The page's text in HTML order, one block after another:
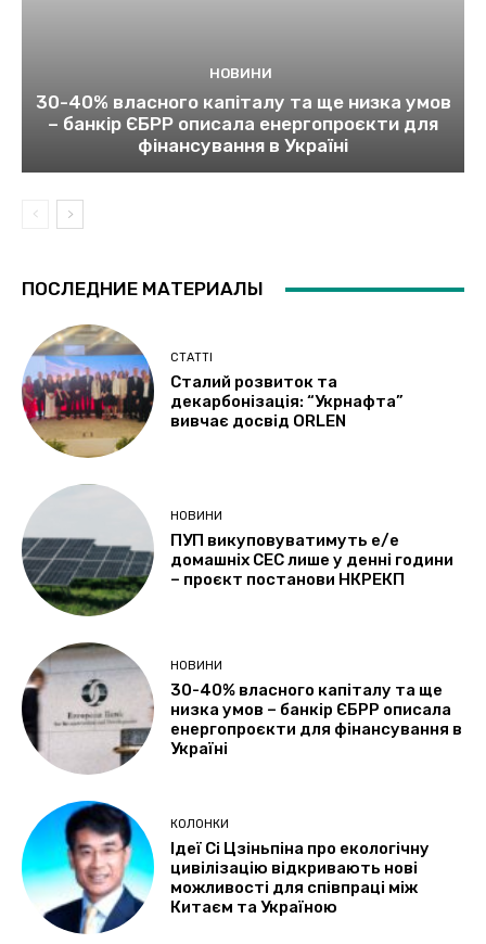
НОВИНИ
30-40% власного капіталу та ще низка умов
– банкір ЄБРР описала енергопроєкти для
фінансування в Україні
ПОСЛЕДНИЕ МАТЕРИАЛЫ
СТАТТІ
Сталий розвиток та
декарбонізація: “Укрнафта”
вивчає досвід ORLEN
НОВИНИ
ПУП викуповуватимуть е/е
домашніх СЕС лише у денні години
– проєкт постанови НКРЕКП
НОВИНИ
30-40% власного капіталу та ще
низка умов – банкір ЄБРР описала
енергопроєкти для фінансування в
Україні
КОЛОНКИ
Ідеї Сі Цзіньпіна про екологічну
цивілізацію відкривають нові
можливості для співпраці між
Китаєм та Україною